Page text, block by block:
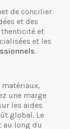
de concilier
et des
et
et les
.
une marge
les aides
global. Le
au long du